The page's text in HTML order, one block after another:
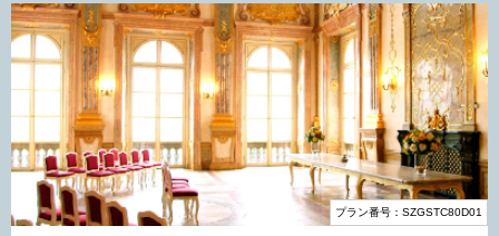
プラン番号：SZGSTC80D01